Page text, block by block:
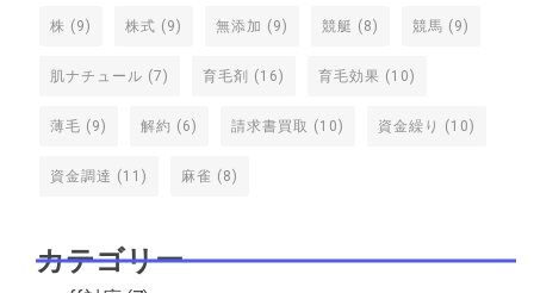
株 (9) 株式 (9) 無添加 (9) 競艇 (8) 競馬 (9)
肌ナチュール (7) 育毛剤 (16) 育毛効果 (10)
薄毛 (9) 解約 (6) 請求書買取 (10) 資金繰り (10)
資金調達 (11) 麻雀 (8)
カテゴリー